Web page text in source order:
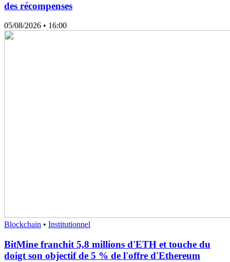
des récompenses
05/08/2026 • 16:00
Blockchain • Institutionnel
BitMine franchit 5,8 millions d'ETH et touche du
doigt son objectif de 5 % de l'offre d'Ethereum